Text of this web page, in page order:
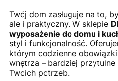
Twój dom zasługuje na to,
ale i praktyczny. W sklepie
wyposażenie do domu i
styl i funkcjonalność.
którym codzienne
wnętrza – bardziej przytulne
Twoich potrzeb.